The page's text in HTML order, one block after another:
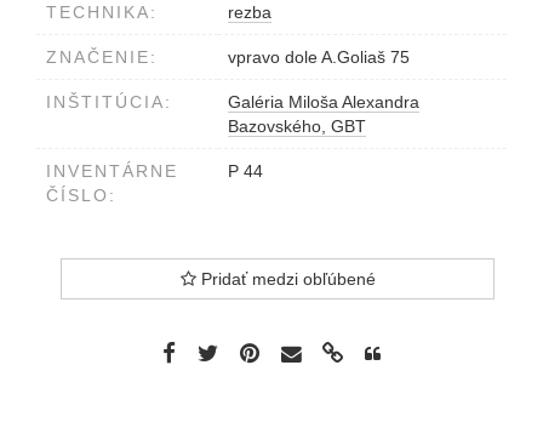
TECHNIKA: rezba
ZNAČENIE: vpravo dole A.Goliaš 75
INŠTITÚCIA:
Galéria Miloša Alexandra
Bazovského, GBT
INVENTÁRNE
ČÍSLO:
P 44
Pridať medzi obľúbené